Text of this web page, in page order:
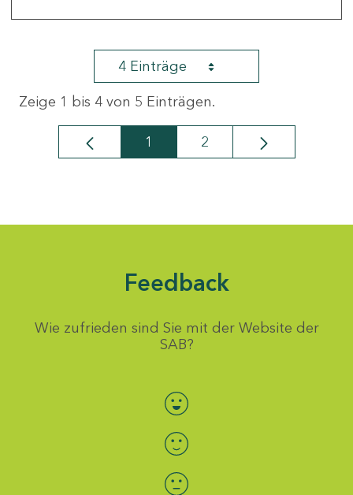
4 Einträge
Zeige 1 bis 4 von 5 Einträgen.
Seite
1 Seite
2
Feedback
Wie zufrieden sind Sie mit der Website der
SAB?
Bewertung auswählen